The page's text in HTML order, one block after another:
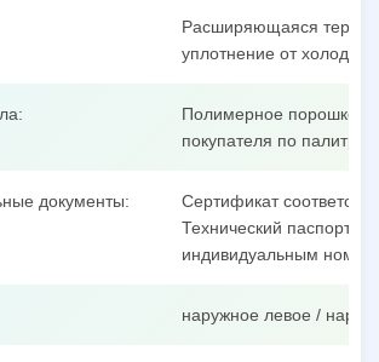
Расширяющаяся
уплотнение от
Полимерное
покупателя по палитре
документы:
Сертификат
Технический паспорт
индивидуальным
наружное левое /